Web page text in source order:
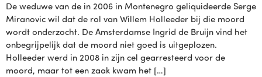
De weduwe van de in 2006 in Montenegro geliquideerde Serge
Miranovic wil dat de rol van Willem Holleeder bij die moord
wordt onderzocht. De Amsterdamse Ingrid de Bruijn vind het
onbegrijpelijk dat de moord niet goed is uitgeplozen.
Holleeder werd in 2008 in zijn cel gearresteerd voor de
moord, maar tot een zaak kwam het […]